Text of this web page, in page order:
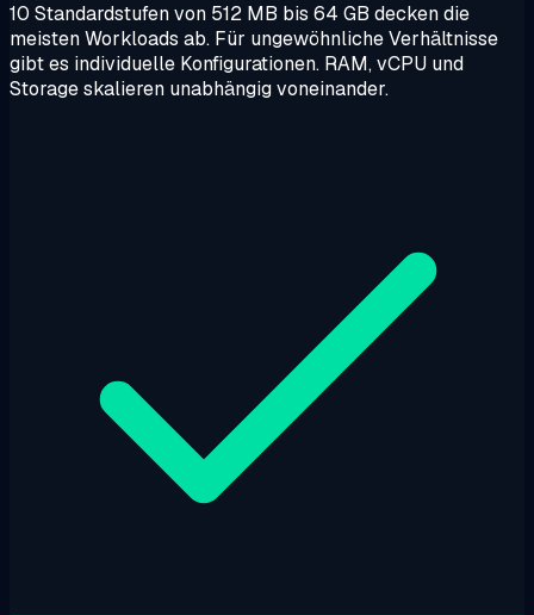
10 Standardstufen von 512 MB bis 64 GB decken die
meisten Workloads ab. Für ungewöhnliche Verhältnisse
gibt es individuelle Konfigurationen. RAM, vCPU und
Storage skalieren unabhängig voneinander.